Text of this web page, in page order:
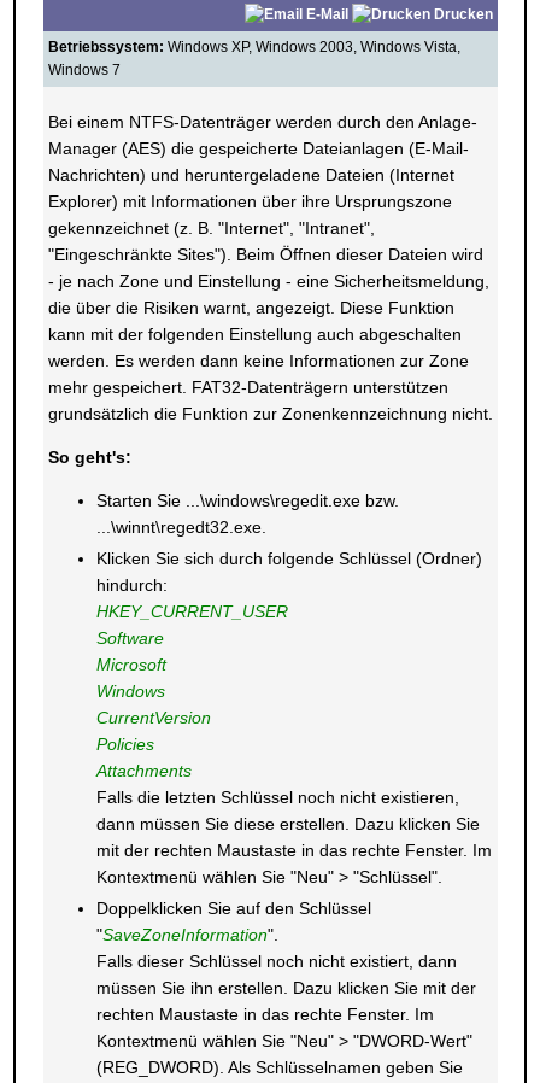
E-Mail
Drucken
Betriebssystem: Windows XP, Windows 2003, Windows Vista,
Windows 7
Bei einem NTFS-Datenträger werden durch den Anlage-
Manager (AES) die gespeicherte Dateianlagen (E-Mail-
Nachrichten) und heruntergeladene Dateien (Internet
Explorer) mit Informationen über ihre Ursprungszone
gekennzeichnet (z. B. "Internet", "Intranet",
"Eingeschränkte Sites"). Beim Öffnen dieser Dateien wird
- je nach Zone und Einstellung - eine Sicherheitsmeldung,
die über die Risiken warnt, angezeigt. Diese Funktion
kann mit der folgenden Einstellung auch abgeschalten
werden. Es werden dann keine Informationen zur Zone
mehr gespeichert. FAT32-Datenträgern unterstützen
grundsätzlich die Funktion zur Zonenkennzeichnung nicht.
So geht's:
Starten Sie ...\windows\regedit.exe bzw.
...\winnt\regedt32.exe.
Klicken Sie sich durch folgende Schlüssel (Ordner)
hindurch:
HKEY_CURRENT_USER
Software
Microsoft
Windows
CurrentVersion
Policies
Attachments
Falls die letzten Schlüssel noch nicht existieren,
dann müssen Sie diese erstellen. Dazu klicken Sie
mit der rechten Maustaste in das rechte Fenster. Im
Kontextmenü wählen Sie "Neu" > "Schlüssel".
Doppelklicken Sie auf den Schlüssel
"SaveZoneInformation".
Falls dieser Schlüssel noch nicht existiert, dann
müssen Sie ihn erstellen. Dazu klicken Sie mit der
rechten Maustaste in das rechte Fenster. Im
Kontextmenü wählen Sie "Neu" > "DWORD-Wert"
(REG_DWORD). Als Schlüsselnamen geben Sie